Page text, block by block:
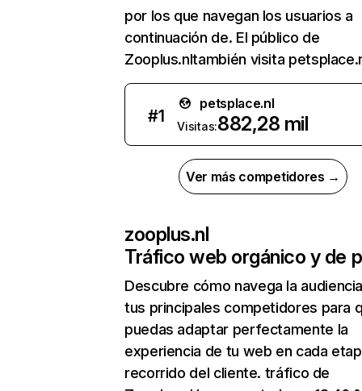
por los que navegan los usuarios a
continuación de. El público de
Zooplus.nltambién visita
#1
petsplace.nl
Visitas:882,28 mil
Ver más competidores →
zooplus.nl
Tráfico web orgánico y de
Descubre cómo navega la
tus principales competidores para
puedas adaptar perfectamente la
experiencia de tu web en cada
recorrido del cliente. tráfico de